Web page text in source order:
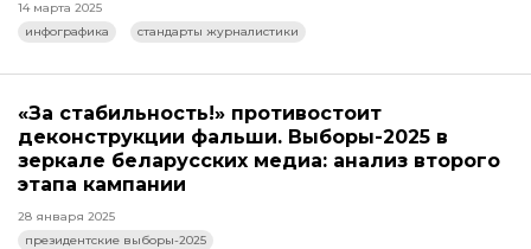
14 марта 2025
инфографика
стандарты журналистики
«За стабильность!» противостоит
деконструкции фальши. Выборы-2025 в
зеркале беларусских медиа: анализ второго
этапа кампании
28 января 2025
президентские выборы-2025